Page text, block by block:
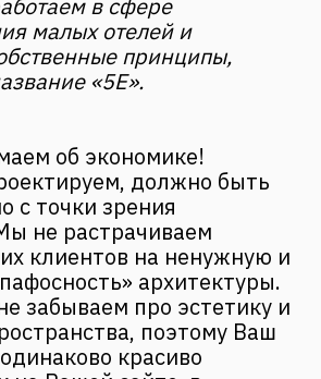
объекты должны
и удобны по сути и
как для
и для Вашего
бизнеса в целом.
а не быть
или «антресолью»!